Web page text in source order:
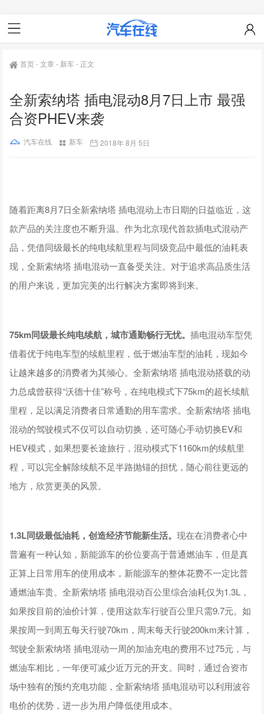
首页-文章- 新车- 正文
全新索纳塔 插电混动8月7日上市 最强
合资PHEV来袭
汽车在线 新车 2018年 8月 5日
随着距离8月7日全新索纳塔 插电混动上市日期的日益临近，这
款产品的关注度也不断升温。作为北京现代首款插电式混动产
品，凭借同级最长的纯电续航里程与同级竞品中最低的油耗表
现，全新索纳塔 插电混动一直备受关注。对于追求高品质生活
的用户来说，更加完美的出行解决方案即将到来。
75km同级最长纯电续航，城市通勤畅行无忧。插电混动车型凭
借着优于纯电车型的续航里程，低于燃油车型的油耗，现如今
让越来越多的消费者为其倾心。全新索纳塔 插电混动搭载的动
力总成曾获得“沃德十佳”称号，在纯电模式下75km的超长续航
里程，足以满足消费者日常通勤的用车需求。全新索纳塔 插电
混动的驾驶模式不仅可以自动切换，还可随心手动切换EV和
HEV模式，如果想要长途旅行，混动模式下1160km的续航里
程，可以完全解除续航不足半路抛锚的担忧，随心前往更远的
地方，欣赏更美的风景。
1.3L同级最低油耗，创造经济节能新生活。现在在消费者心中
普遍有一种认知，新能源车的价位要高于普通燃油车，但是真
正算上日常用车的使用成本，新能源车的整体花费不一定比普
通燃油车贵。全新索纳塔 插电混动百公里综合油耗仅为1.3L，
如果按目前的油价计算，使用这款车行驶百公里只需9.7元。如
果按周一到周五每天行驶70km，周末每天行驶200km来计算，
驾驶全新索纳塔 插电混动一周的加油充电的费用不过75元，与
燃油车相比，一年便可减少近万元的开支。同时，通过合资市
场中独有的预约充电功能，全新索纳塔 插电混动可以利用波谷
电价的优势，进一步为用户降低使用成本。